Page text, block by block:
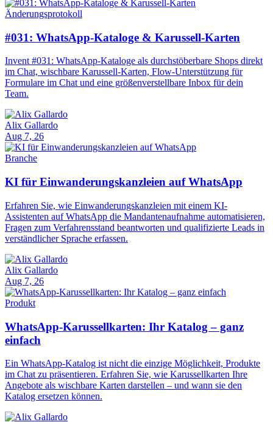
Änderungsprotokoll
#031: WhatsApp-Kataloge & Karussell-Karten
Invent #031: WhatsApp-Kataloge als durchstöberbare Shops direkt
im Chat, wischbare Karussell-Karten, Flow-Unterstützung für
Formulare im Chat und eine größenverstellbare Inbox für dein
Team.
Alix Gallardo
Aug 7, 26
Branche
KI für Einwanderungskanzleien auf WhatsApp
Erfahren Sie, wie Einwanderungskanzleien mit einem KI-
Assistenten auf WhatsApp die Mandantenaufnahme automatisieren,
Fragen zum Verfahrensstand beantworten und qualifizierte Leads in
verständlicher Sprache erfassen.
Alix Gallardo
Aug 7, 26
Produkt
WhatsApp-Karussellkarten: Ihr Katalog – ganz
einfach
Ein WhatsApp-Katalog ist nicht die einzige Möglichkeit, Produkte
im Chat zu präsentieren. Erfahren Sie, wie Karussellkarten Ihre
Angebote als wischbare Karten darstellen – und wann sie den
Katalog ersetzen können.